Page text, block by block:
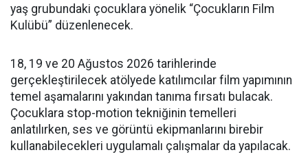
yaş grubundaki çocuklara yönelik “Çocukların Film
Kulübü” düzenlenecek.
18, 19 ve 20 Ağustos 2026 tarihlerinde
gerçekleştirilecek atölyede katılımcılar film yapımının
temel aşamalarını yakından tanıma fırsatı bulacak.
Çocuklara stop-motion tekniğinin temelleri
anlatılırken, ses ve görüntü ekipmanlarını birebir
kullanabilecekleri uygulamalı çalışmalar da yapılacak.